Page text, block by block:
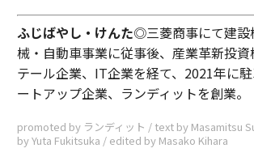
ふじばやし・けんた◎三菱商事にて建設
械・自動車事業に従事後、産業革新投資
テール企業、IT企業を経て、2021年に
ートアップ企業、ランディットを創業。
promoted by ランディット / text by Masamitsu
by Yuta Fukitsuka / edited by Masako Kihara